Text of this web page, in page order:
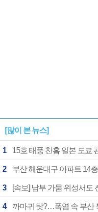
[많이 본 뉴스]
1 15호 태풍 찬홈 일본 도쿄
2 부산 해운대구 아파트 14
3 [속보] 남부 가뭄 위성서
4 까마귀 탓?…폭염 속 부산